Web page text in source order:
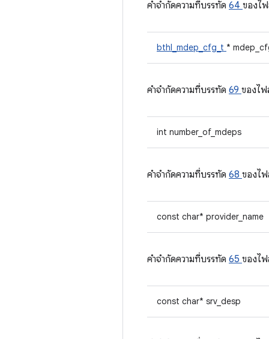
คําจํากัดความที่บรรทัด 64 ของไ
bthl_mdep_cfg_t *
คําจํากัดความที่บรรทัด 69 ของไ
int number_of_mdeps
คําจํากัดความที่บรรทัด 68 ของไ
const char* provider_name
คําจํากัดความที่บรรทัด 65 ของไ
const char* srv_desp